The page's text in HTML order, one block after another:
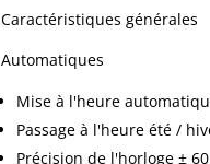
Caractéristiques générales
Automatiques
Mise à l'heure
Passage à l'heure été /
Précision de l'horloge ±